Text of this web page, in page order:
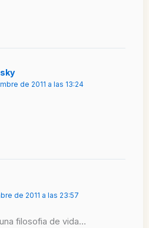
de 2011 a las 13:24
de 2011 a las 23:57
filosofia de vida…